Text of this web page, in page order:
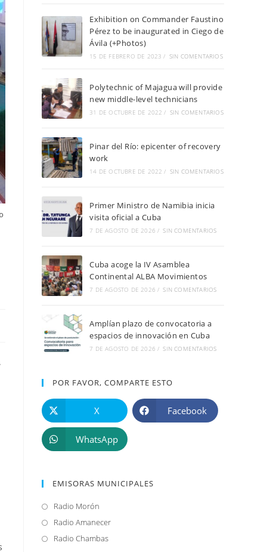
Exhibition on Commander Faustino
Pérez to be inaugurated in Ciego de
Ávila (+Photos)
15 DE FEBRERO DE 2023 / SIN COMENTARIOS
Polytechnic of Majagua will provide
new middle-level technicians
31 DE OCTUBRE DE 2022 / SIN COMENTARIOS
Pinar del Río: epicenter of recovery
work
14 DE OCTUBRE DE 2022 / SIN COMENTARIOS
Primer Ministro de Namibia inicia
visita oficial a Cuba
7 DE AGOSTO DE 2026 / SIN COMENTARIOS
Cuba acoge la IV Asamblea
Continental ALBA Movimientos
7 DE AGOSTO DE 2026 / SIN COMENTARIOS
Amplían plazo de convocatoria a
espacios de innovación en Cuba
7 DE AGOSTO DE 2026 / SIN COMENTARIOS
POR FAVOR, COMPARTE ESTO
X Facebook
WhatsApp
EMISORAS MUNICIPALES
Radio Morón
abre
en
Radio AmanecerSe
Radio ChambasSe